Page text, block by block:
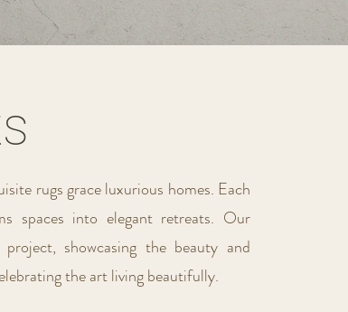
rugs grace luxurious homes. Each
spaces into elegant retreats. Our
showcasing the beauty and
the art living beautifully.